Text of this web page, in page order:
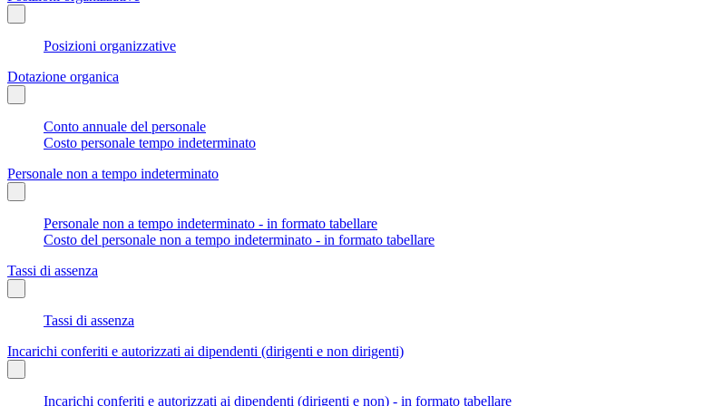
Posizioni organizzative
Dotazione organica
Conto annuale del personale
Costo personale tempo indeterminato
Personale non a tempo indeterminato
Personale non a tempo indeterminato - in formato tabellare
Costo del personale non a tempo indeterminato - in formato tabellare
Tassi di assenza
Tassi di assenza
Incarichi conferiti e autorizzati ai dipendenti (dirigenti e non dirigenti)
Incarichi conferiti e autorizzati ai dipendenti (dirigenti e non) - in formato tabellare